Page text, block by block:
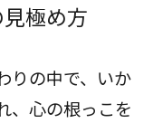
極め方
りの中で、いか
、心の根っこを